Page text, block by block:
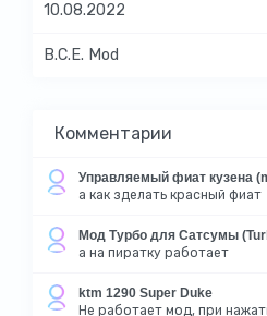
10.08.2022
B.C.E. Mod
Комментарии
Управляемый фиат кузена
а как зделать красный фиат
Мод Турбо для Сатсумы
а на пиратку работает
ktm 1290 Super Duke
Не работает мод, при